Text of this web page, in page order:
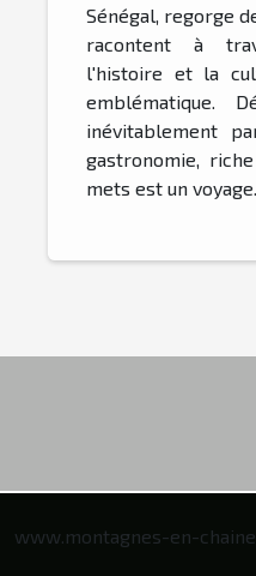
Sénégal, regorge
racontent à
l'histoire et la
emblématique.
inévitablement
gastronomie,
mets est un
www.montagnes-en-